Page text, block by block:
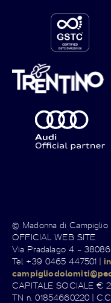
© Madonna di Campiglio
OFFICIAL WEB SITE
Via Pradalago 4 –
Tel +39 0465 447501 |
CAPITALE SOCIALE €
TN n. 01854660220 |